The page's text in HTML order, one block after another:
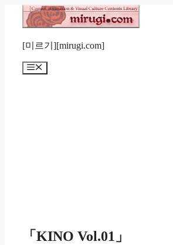
[미르기][mirugi.com]
메
「KINO Vol.01」